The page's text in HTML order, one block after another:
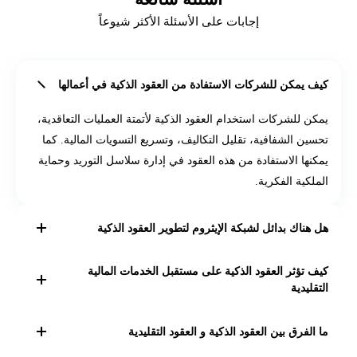
إجابات على الأسئلة الأكثر شيوعاً
كيف يمكن للشركات الاستفادة من العقود الذكية في أعمالها
يمكن للشركات استخدام العقود الذكية لأتمتة العمليات التعاقدية،
تحسين الشفافية، تقليل التكاليف، وتسريع التسويات المالية. كما
يمكنها الاستفادة من هذه العقود في إدارة سلاسل التوريد وحماية
الملكية الفكرية.
هل هناك بدائل لشبكة الإيثروم لتطوير العقود الذكية
نعم، هناك بدائل لنشر العقود الذكية على إيثيروم، حيث يمكن
نشرها على منصات تعمل بتقنية البلوكشتين مثل سولانا
كيف تؤثر العقود الذكية على مستقبل الخدمات المالية
التقليدية
الذكية وذلك بالاستفادة من مزاياها، مثل تقليل التكاليف وتعزيز
ما الفرق بين العقود الذكية و العقود التقليدية